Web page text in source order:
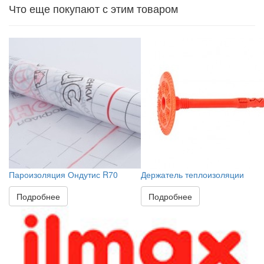
Что еще покупают с этим товаром
Пароизоляция Ондутис R70
Подробнее
Держатель теплоизоляции
Подробнее